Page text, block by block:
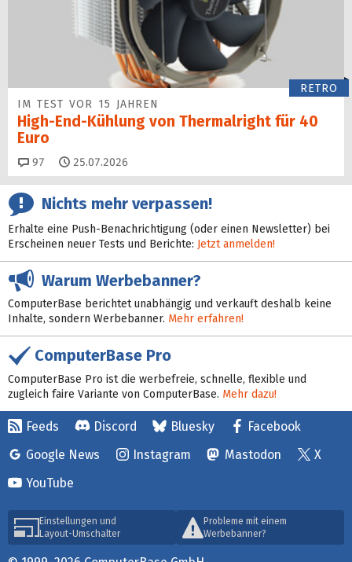
RETRO
IM TEST VOR 15 JAHREN
High-End-Kühlung von Thermalright für 40
Euro
97 Kommentare
25.07.2026
Nichts mehr verpassen!
Erhalte eine Push-Benachrichtigung (oder einen Newsletter) bei
Erscheinen neuer Tests und Berichte: Jetzt anmelden!
Warum Werbebanner?
ComputerBase berichtet unabhängig und verkauft deshalb keine
Inhalte, sondern Werbebanner. Mehr erfahren!
ComputerBase Pro
ComputerBase Pro ist die werbefreie, schnelle, flexible und
zugleich faire Variante von ComputerBase. Mehr dazu!
Feeds Discord Bluesky
Facebook
Google News
Instagram Mastodon
X
YouTube
Einstellungen und
Layout-Umschalter
Probleme mit einem
Werbebanner?